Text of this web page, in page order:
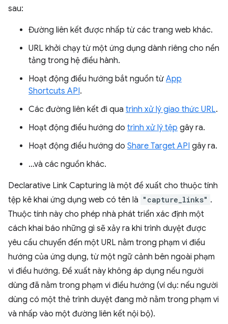
sau:
Đường liên kết được nhấp từ các trang web khác.
URL khởi chạy từ một ứng dụng dành riêng cho nền
tảng trong hệ điều hành.
Hoạt động điều hướng bắt nguồn từ App
Shortcuts API.
Các đường liên kết đi qua trình xử lý giao thức URL.
Hoạt động điều hướng do trình xử lý tệp gây ra.
Hoạt động điều hướng do Share Target API gây ra.
…và các nguồn khác.
Declarative Link Capturing là một đề xuất cho thuộc tính
tệp kê khai ứng dụng web có tên là "capture_links" .
Thuộc tính này cho phép nhà phát triển xác định một
cách khai báo những gì sẽ xảy ra khi trình duyệt được
yêu cầu chuyển đến một URL nằm trong phạm vi điều
hướng của ứng dụng, từ một ngữ cảnh bên ngoài phạm
vi điều hướng. Đề xuất này không áp dụng nếu người
dùng đã nằm trong phạm vi điều hướng (ví dụ: nếu người
dùng có một thẻ trình duyệt đang mở nằm trong phạm vi
và nhấp vào một đường liên kết nội bộ).